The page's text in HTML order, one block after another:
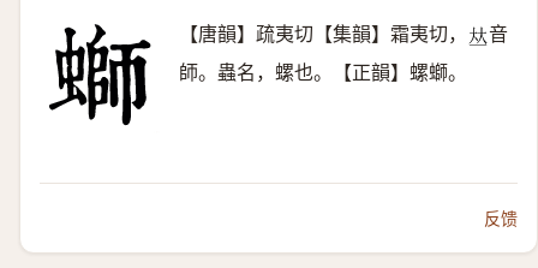
【唐韻】疏夷切【集韻】霜夷切， 𠀤音
師。蟲名，螺也。【正韻】螺螄。
反馈